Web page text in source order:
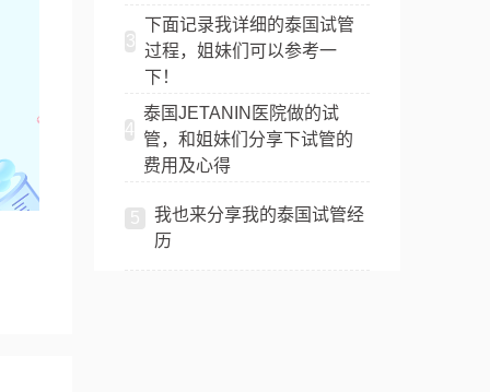
3
下面记录我详细的泰国试管
过程，姐妹们可以参考一
下！
4
泰国JETANIN医院做的试
管，和姐妹们分享下试管的
费用及心得
5
我也来分享我的泰国试管经
历